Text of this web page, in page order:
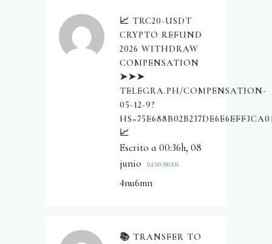
📈 TRC20-USDT
CRYPTO REFUND
2026 WITHDRAW
COMPENSATION
➤➤➤
TELEGRA.PH/COMPENSATION-
05-12-9?
📈
Escrito a 00:36h, 08
junio
RESPONDER
4nu6mn
📚 TRANSFER TO